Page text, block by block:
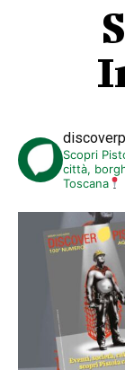
Scopri
città,
Toscana